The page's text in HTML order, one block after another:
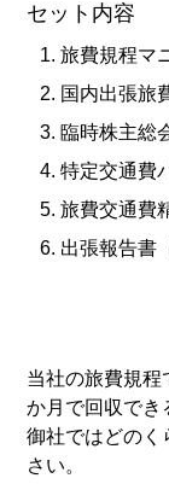
セット内容
旅費規程マ
国内出張旅
臨時株主総
特定交通費
旅費交通費
出張報告書
当社の旅費規程
か月で回収でき
御社ではどのく
さい。